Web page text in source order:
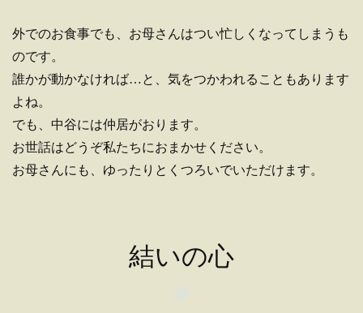
外でのお食事でも、お母さんはつい忙しくなってしまうも
のです。
誰かが動かなければ…と、気をつかわれることもあります
よね。
でも、中谷には仲居がおります。
お世話はどうぞ私たちにおまかせください。
お母さんにも、ゆったりとくつろいでいただけます。
結いの心